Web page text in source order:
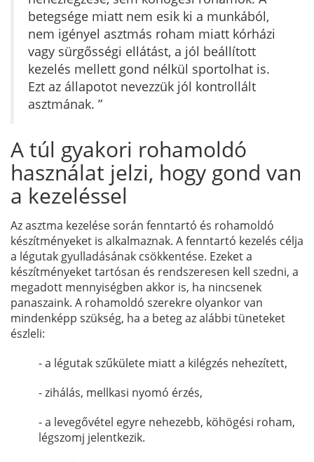
betegsége miatt nem esik ki a munkából,
nem igényel asztmás roham miatt kórházi
vagy sürgősségi ellátást, a jól beállított
kezelés mellett gond nélkül sportolhat is.
Ezt az állapotot nevezzük jól kontrollált
asztmának. ”
A túl gyakori rohamoldó
használat jelzi, hogy gond van
a kezeléssel
Az asztma kezelése során fenntartó és rohamoldó
készítményeket is alkalmaznak. A fenntartó kezelés célja
a légutak gyulladásának csökkentése. Ezeket a
készítményeket tartósan és rendszeresen kell szedni, a
megadott mennyiségben akkor is, ha nincsenek
panaszaink. A rohamoldó szerekre olyankor van
mindenképp szükség, ha a beteg az alábbi tüneteket
észleli:
- a légutak szűkülete miatt a kilégzés nehezített,
- zihálás, mellkasi nyomó érzés,
- a levegővétel egyre nehezebb, köhögési roham,
légszomj jelentkezik.